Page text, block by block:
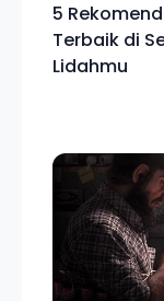
5
Terbaik di
Lidahmu